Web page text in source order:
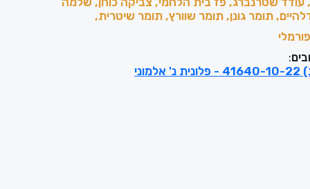
תומר גונן, תומר שוורץ, תומר שיטרית,
פורמלי
: